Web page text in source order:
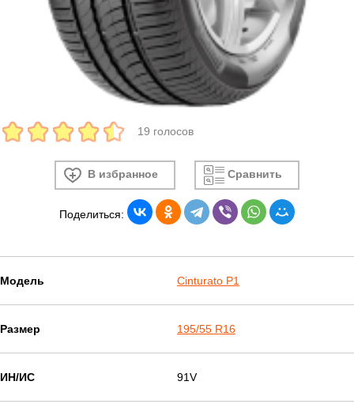
19 голосов
В избранное Сравнить
Поделиться:
Модель Cinturato P1
Размер 195/55 R16
ИН/ИС 91V